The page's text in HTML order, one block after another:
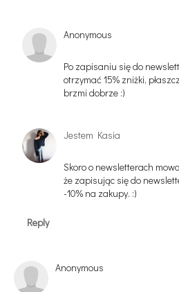
Anonymous
Po zapisaniu się do
otrzymać 15% zniżki,
brzmi dobrze :)
Jestem Kasia
Skoro o newsletterach
że zapisując się do
-10% na zakupy. :)
Reply
Anonymous